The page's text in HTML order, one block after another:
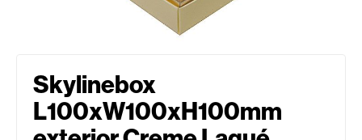
Skylinebox
L100xW100xH100mm